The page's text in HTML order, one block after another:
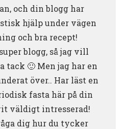
och din blogg har
hjälp under vägen
och bra recept!
blogg, så jag vill
tack 🙂 Men jag har en
över.. Har läst en
fasta här på din
väldigt intresserad!
dig hur du tycker